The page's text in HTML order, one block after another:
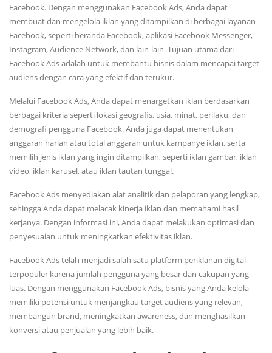
Facebook. Dengan menggunakan Facebook Ads, Anda dapat
membuat dan mengelola iklan yang ditampilkan di berbagai layanan
Facebook, seperti beranda Facebook, aplikasi Facebook Messenger,
Instagram, Audience Network, dan lain-lain. Tujuan utama dari
Facebook Ads adalah untuk membantu bisnis dalam mencapai target
audiens dengan cara yang efektif dan terukur.
Melalui Facebook Ads, Anda dapat menargetkan iklan berdasarkan
berbagai kriteria seperti lokasi geografis, usia, minat, perilaku, dan
demografi pengguna Facebook. Anda juga dapat menentukan
anggaran harian atau total anggaran untuk kampanye iklan, serta
memilih jenis iklan yang ingin ditampilkan, seperti iklan gambar, iklan
video, iklan karusel, atau iklan tautan tunggal.
Facebook Ads menyediakan alat analitik dan pelaporan yang lengkap,
sehingga Anda dapat melacak kinerja iklan dan memahami hasil
kerjanya. Dengan informasi ini, Anda dapat melakukan optimasi dan
penyesuaian untuk meningkatkan efektivitas iklan.
Facebook Ads telah menjadi salah satu platform periklanan digital
terpopuler karena jumlah pengguna yang besar dan cakupan yang
luas. Dengan menggunakan Facebook Ads, bisnis yang Anda kelola
memiliki potensi untuk menjangkau target audiens yang relevan,
membangun brand, meningkatkan awareness, dan menghasilkan
konversi atau penjualan yang lebih baik.